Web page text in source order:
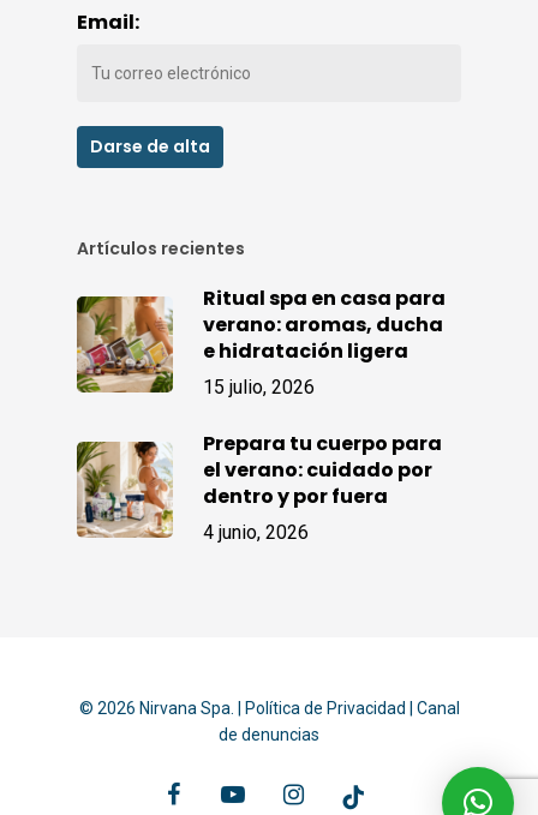
Email:
Artículos recientes
Ritual spa en casa para
verano: aromas, ducha
e hidratación ligera
15 julio, 2026
Prepara tu cuerpo para
el verano: cuidado por
dentro y por fuera
4 junio, 2026
© 2026 Nirvana Spa. | Política de Privacidad
Canal
de denuncias
facebookyoutube instagramtiktok